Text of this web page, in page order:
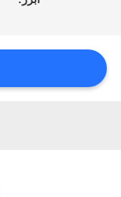
أخبار